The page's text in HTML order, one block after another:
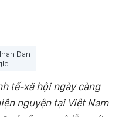
Dan
tế-xã hội ngày càng
nguyện tại Việt Nam